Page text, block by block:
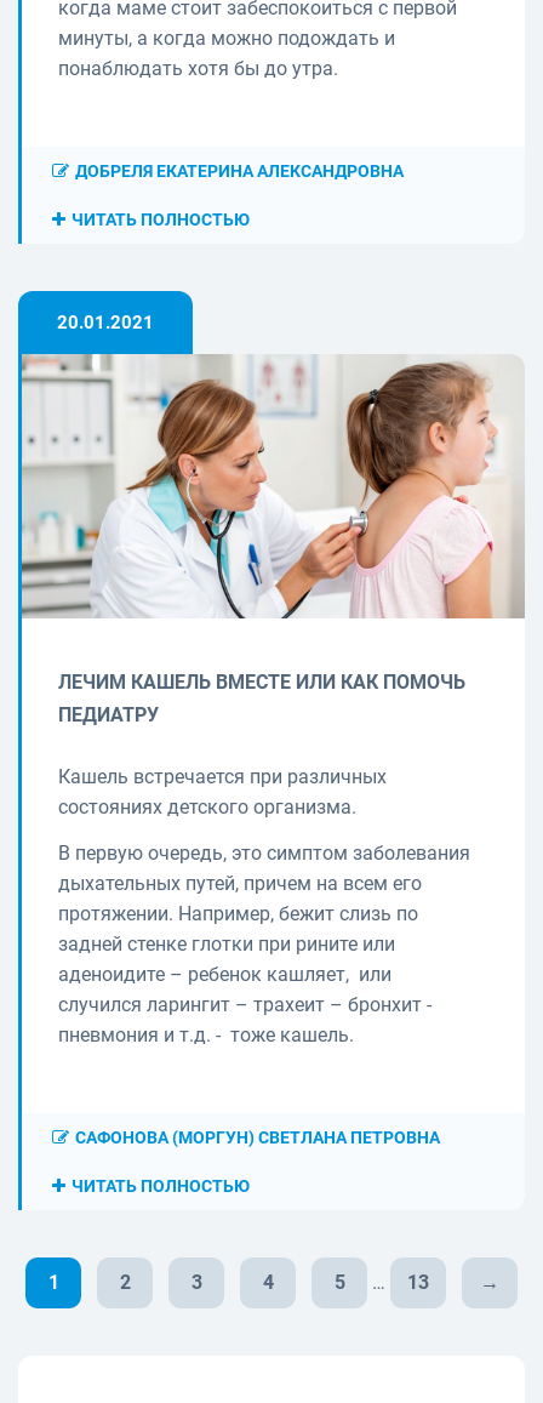
когда маме стоит забеспокоиться с первой
минуты, а когда можно подождать и
понаблюдать хотя бы до утра.
ДОБРЕЛЯ ЕКАТЕРИНА АЛЕКСАНДРОВНА
ЧИТАТЬ ПОЛНОСТЬЮ
20.01.2021
ЛЕЧИМ КАШЕЛЬ ВМЕСТЕ ИЛИ КАК ПОМОЧЬ
ПЕДИАТРУ
Кашель встречается при различных
состояниях детского организма.
В первую очередь, это симптом заболевания
дыхательных путей, причем на всем его
протяжении. Например, бежит слизь по
задней стенке глотки при рините или
аденоидите – ребенок кашляет, или
случился ларингит – трахеит – бронхит -
пневмония и т.д. - тоже кашель.
САФОНОВА (МОРГУН) СВЕТЛАНА ПЕТРОВНА
ЧИТАТЬ ПОЛНОСТЬЮ
1 2 3 4 5 … 13 →